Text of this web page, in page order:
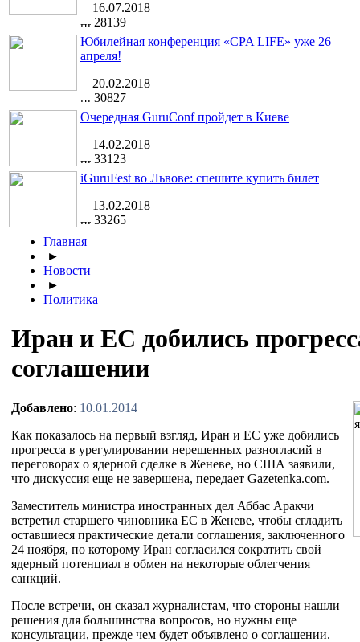
16.07.2018
28139
Юбилейная конференция «CPA LIFE» уже 26
апреля!
20.02.2018
30827
Очередная GuruConf пройдет в Киеве
14.02.2018
33123
iGuruFest во Львове: спешите купить билет
13.02.2018
33265
Главная
►
Новости
►
Политика
Иран и ЕС добились
соглашении
Добавлено: 10.01.2014
Как показалось на первый взгляд, Иран и ЕС уже добились
прогресса в урегулировании нерешенных разногласий в
переговорах о ядерной сделке в Женеве, но США заявили,
что дискуссия еще не завершена, передает Gazetenka.com.
Заместитель министра иностранных дел Аббас Аракчи
встретил старшего чиновника ЕС в Женеве, чтобы сгладить
оставшиеся практические детали соглашения, заключенного
24 ноября, по которому Иран согласился сократить свой
ядерный потенциал в обмен на некоторые облегчения
санкций.
После встречи, он сказал журналистам, что стороны нашли
решения для большинства вопросов, но нужны еще
консультации, прежде чем будет объявлено о соглашении.